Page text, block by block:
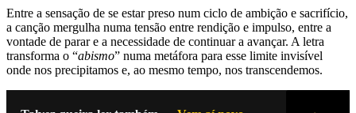
Entre a sensação de se estar preso num ciclo de ambição e sacrifício,
a canção mergulha numa tensão entre rendição e impulso, entre a
vontade de parar e a necessidade de continuar a avançar. A letra
transforma o “abismo” numa metáfora para esse limite invisível
onde nos precipitamos e, ao mesmo tempo, nos transcendemos.